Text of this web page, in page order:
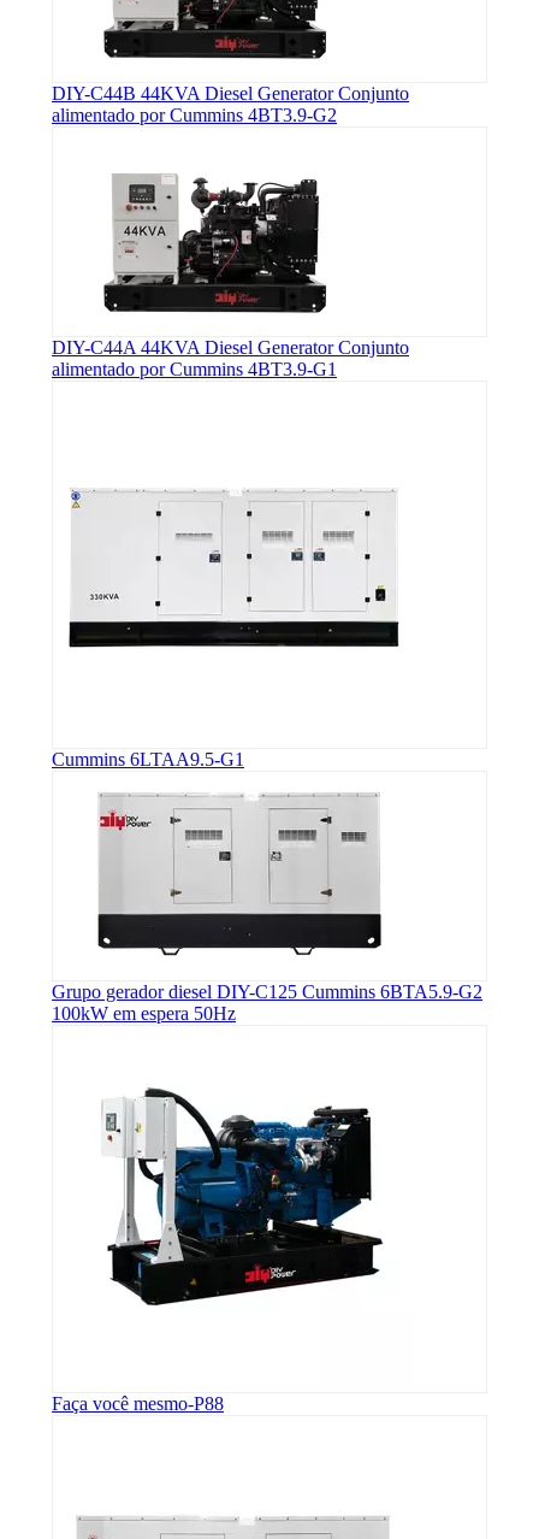
DIY-C44B 44KVA Diesel Generator Conjunto
alimentado por Cummins 4BT3.9-G2
DIY-C44A 44KVA Diesel Generator Conjunto
alimentado por Cummins 4BT3.9-G1
Cummins 6LTAA9.5-G1
Grupo gerador diesel DIY-C125 Cummins 6BTA5.9-G2
100kW em espera 50Hz
Faça você mesmo-P88